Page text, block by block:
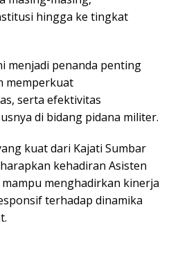
hingga ke tingkat
menjadi penanda penting
memperkuat
serta efektivitas
di bidang pidana militer.
kuat dari Kajati Sumbar
kehadiran Asisten
menghadirkan kinerja
terhadap dinamika